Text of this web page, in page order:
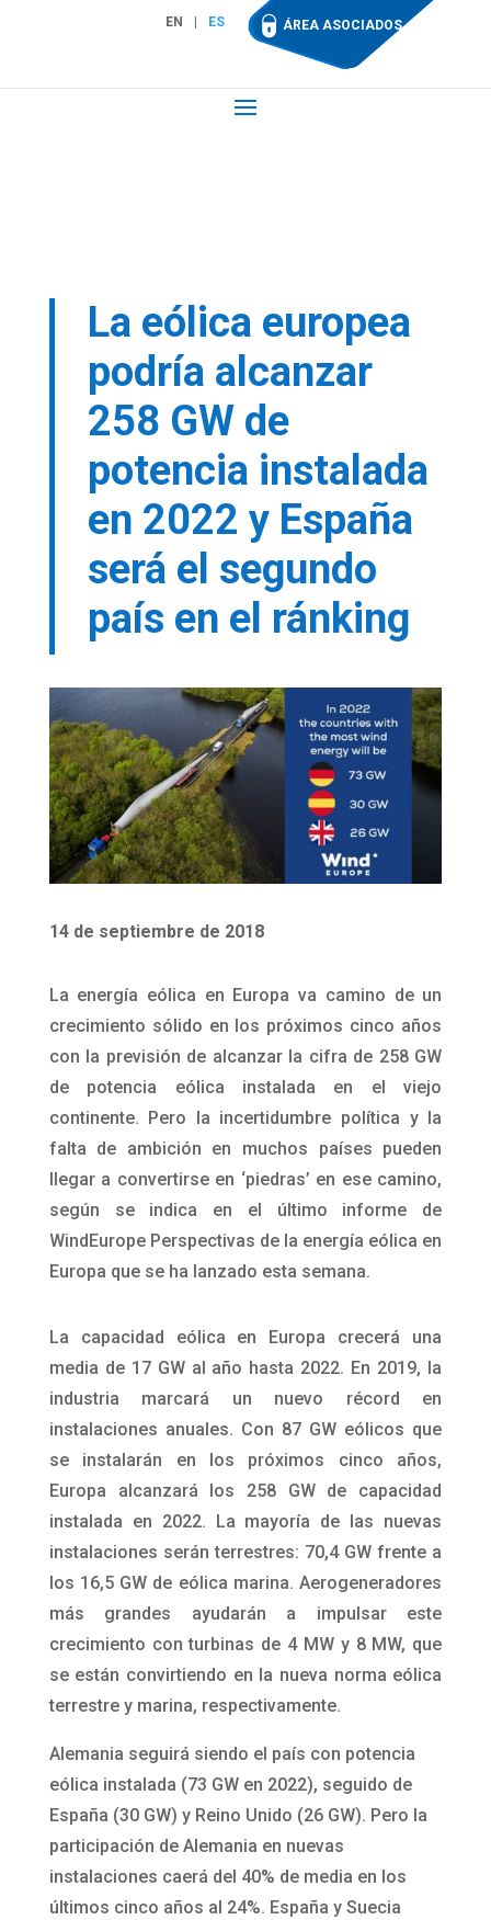
EN ES ÁREA ASOCIADOS
La eólica europea
podría alcanzar
258 GW de
potencia instalada
en 2022 y España
será el segundo
país en el ránking
14 de septiembre de 2018
La energía eólica en Europa va camino de un
crecimiento sólido en los próximos cinco años
con la previsión de alcanzar la cifra de 258 GW
de potencia eólica instalada en el viejo
continente. Pero la incertidumbre política y la
falta de ambición en muchos países pueden
llegar a convertirse en ‘piedras’ en ese camino,
según se indica en el último informe de
WindEurope Perspectivas de la energía eólica en
Europa que se ha lanzado esta semana.
La capacidad eólica en Europa crecerá una
media de 17 GW al año hasta 2022. En 2019, la
industria marcará un nuevo récord en
instalaciones anuales. Con 87 GW eólicos que
se instalarán en los próximos cinco años,
Europa alcanzará los 258 GW de capacidad
instalada en 2022. La mayoría de las nuevas
instalaciones serán terrestres: 70,4 GW frente a
los 16,5 GW de eólica marina. Aerogeneradores
más grandes ayudarán a impulsar este
crecimiento con turbinas de 4 MW y 8 MW, que
se están convirtiendo en la nueva norma eólica
terrestre y marina, respectivamente.
Alemania seguirá siendo el país con potencia
eólica instalada (73 GW en 2022), seguido de
España (30 GW) y Reino Unido (26 GW). Pero la
participación de Alemania en nuevas
instalaciones caerá del 40% de media en los
últimos cinco años al 24%. España y Suecia